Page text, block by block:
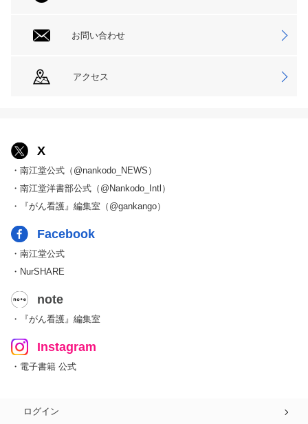
お問い合わせ
アクセス
X
・南江堂公式（@nankodo_NEWS）
・南江堂洋書部公式（@Nankodo_Intl）
・『がん看護』編集室（@gankango）
Facebook
・南江堂公式
・NurSHARE
note
・『がん看護』編集室
Instagram
・電子書籍 公式
ログイン